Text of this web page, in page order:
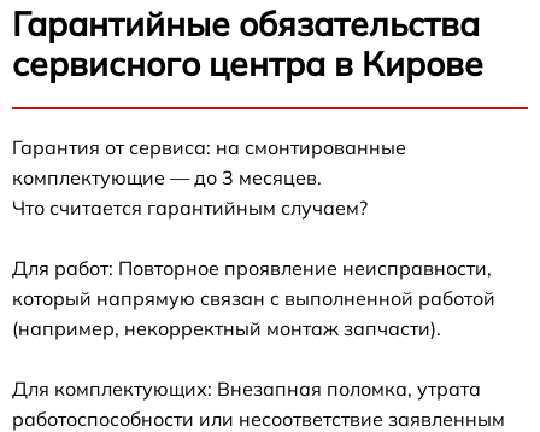
Гарантийные обязательства
сервисного центра в Кирове
Гарантия от сервиса: на смонтированные
комплектующие — до 3 месяцев.
Что считается гарантийным случаем?
Для работ: Повторное проявление неисправности,
который напрямую связан с выполненной работой
(например, некорректный монтаж запчасти).
Для комплектующих: Внезапная поломка, утрата
работоспособности или несоответствие заявленным